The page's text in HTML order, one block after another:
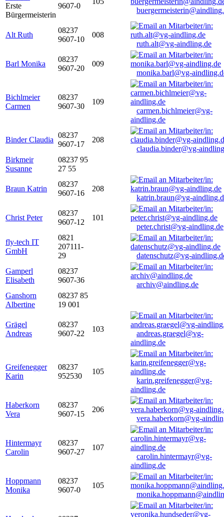
Erste
Bürgermeisterin
9607-0
Alt Ruth
08237
9607-10
008
ruth.alt@vg-aindling.de
Barl Monika
08237
9607-20
009
monika.barl@vg-
Bichlmeier
Carmen
08237
9607-30
109
carmen.bichlmeier@vg-
aindling.de
Binder Claudia
08237
9607-17
208
claudia.binder@vg-
Birkmeir
Susanne
08237 95
27 55
Braun Katrin
08237
9607-16
208
katrin.braun@vg-
Christ Peter
08237
9607-12
101
peter.christ@vg-aindling.de
fly-tech IT
GmbH
0821
207111-
29
datenschutz@vg-
Gamperl
Elisabeth
08237
9607-36
archiv@aindling.de
Ganshorn
Albertine
08237 85
19 001
Grägel
Andreas
08237
9607-22
103
andreas.graegel@vg-
aindling.de
Greifenegger
Karin
08237
952530
105
karin.greifenegger@vg-
aindling.de
Haberkorn
Vera
08237
9607-15
206
vera.haberkorn@vg-
Hintermayr
Carolin
08237
9607-27
107
carolin.hintermayr@vg-
aindling.de
Hoppmann
Monika
08237
9607-0
105